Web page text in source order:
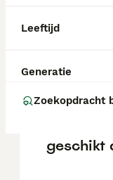
Leeftijd
Generatie
Zoekopdracht
Herder
Is een
geschikt